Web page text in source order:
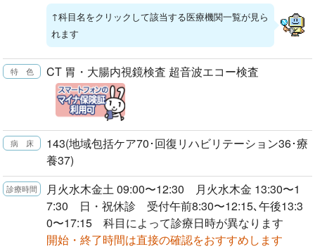
↑科目名をクリックして該当する医療機関一覧が見ら
れます
CT 胃・大腸内視鏡検査 超音波エコー検査
143(地域包括ケア70･回復リハビリテーション36･療
養37)
月火水木金土 09:00〜12:30 月火水木金 13:30〜1
7:30 日・祝休診 受付午前8:30〜12:15､午後13:3
0〜17:15 科目によって診療日時が異なります
開始・終了時間は直接の確認をおすすめします